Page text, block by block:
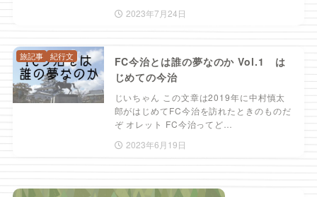
2023年7月24日
FC今治とは誰の夢なのか Vol.1 は
じめての今治
じいちゃん この文章は2019年に中村慎太
郎がはじめてFC今治を訪れたときのものだ
ぞ オレット FC今治ってど…
2023年6月19日
旅記事 紀行文